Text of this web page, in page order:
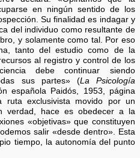
en ningún sentido de los
Su finalidad es indagar y
del individuo como resultante de
y solamente como tal. Por eso
tanto del estudio como de la
al registro y control de los
debe continuar siendo
sus partes» (La Psicología
española Paidós, 1953, página
exclusivista movido por un
verdad, hace es obedecer a la
«objetivas» que constituyen
salir «desde dentro». Esta
tiempo, la autonomía del punto